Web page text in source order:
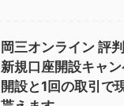
岡三オンライン 評
新規口座開設キャ
開設と1回の取引